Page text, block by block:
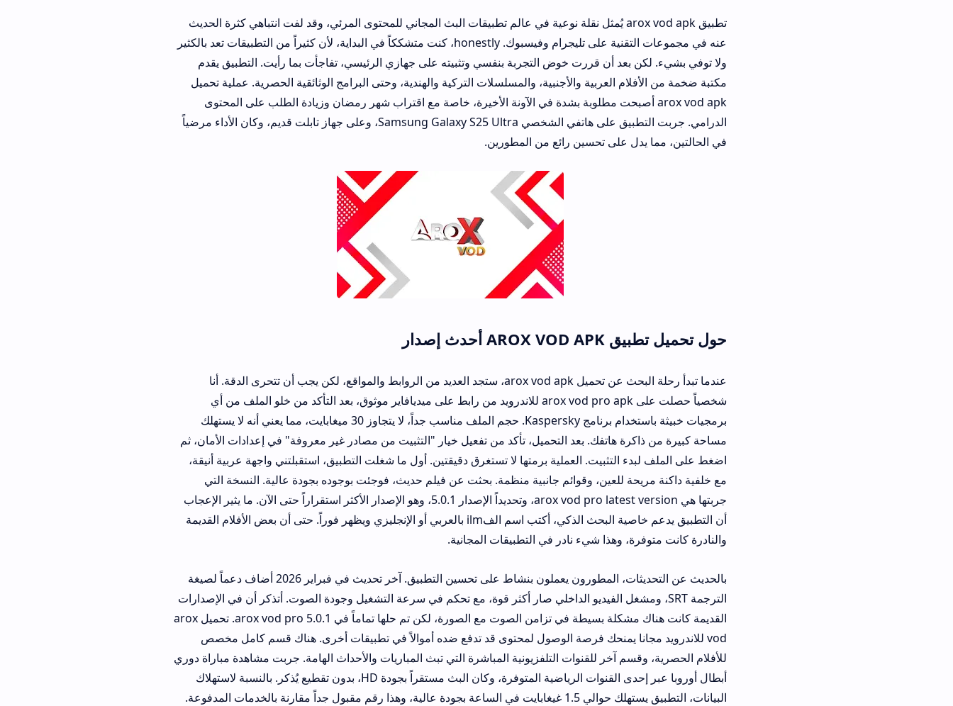
تطبيق arox vod apk يُمثل نقلة نوعية في عالم تطبيقات البث المجاني للمحتوى المرئي، وقد لفت انتباهي كثرة الحديث
عنه في مجموعات التقنية على تليجرام وفيسبوك. honestly، كنت متشككاً في البداية، لأن كثيراً من التطبيقات تعد بالكثير
ولا توفي بشيء. لكن بعد أن قررت خوض التجربة بنفسي وتثبيته على جهازي الرئيسي، تفاجأت بما رأيت. التطبيق يقدم
مكتبة ضخمة من الأفلام العربية والأجنبية، والمسلسلات التركية والهندية، وحتى البرامج الوثائقية الحصرية. عملية تحميل
arox vod apk أصبحت مطلوبة بشدة في الآونة الأخيرة، خاصة مع اقتراب شهر رمضان وزيادة الطلب على المحتوى
الدرامي. جربت التطبيق على هاتفي الشخصي Samsung Galaxy S25 Ultra، وعلى جهاز تابلت قديم، وكان الأداء مرضياً
في الحالتين، مما يدل على تحسين رائع من المطورين.
حول تحميل تطبيق AROX VOD APK أحدث إصدار
عندما تبدأ رحلة البحث عن تحميل arox vod apk، ستجد العديد من الروابط والمواقع، لكن يجب أن تتحرى الدقة. أنا
شخصياً حصلت على arox vod pro apk للاندرويد من رابط على ميديافاير موثوق، بعد التأكد من خلو الملف من أي
برمجيات خبيثة باستخدام برنامج Kaspersky. حجم الملف مناسب جداً، لا يتجاوز 30 ميغابايت، مما يعني أنه لا يستهلك
مساحة كبيرة من ذاكرة هاتفك. بعد التحميل، تأكد من تفعيل خيار "التثبيت من مصادر غير معروفة" في إعدادات الأمان، ثم
اضغط على الملف لبدء التثبيت. العملية برمتها لا تستغرق دقيقتين. أول ما شغلت التطبيق، استقبلتني واجهة عربية أنيقة،
مع خلفية داكنة مريحة للعين، وقوائم جانبية منظمة. بحثت عن فيلم حديث، فوجئت بوجوده بجودة عالية. النسخة التي
جربتها هي arox vod pro latest version، وتحديداً الإصدار 5.0.1، وهو الإصدار الأكثر استقراراً حتى الآن. ما يثير الإعجاب
أن التطبيق يدعم خاصية البحث الذكي، أكتب اسم الفilm بالعربي أو الإنجليزي ويظهر فوراً. حتى أن بعض الأفلام القديمة
والنادرة كانت متوفرة، وهذا شيء نادر في التطبيقات المجانية.
بالحديث عن التحديثات، المطورون يعملون بنشاط على تحسين التطبيق. آخر تحديث في فبراير 2026 أضاف دعماً لصيغة
الترجمة SRT، ومشغل الفيديو الداخلي صار أكثر قوة، مع تحكم في سرعة التشغيل وجودة الصوت. أتذكر أن في الإصدارات
القديمة كانت هناك مشكلة بسيطة في تزامن الصوت مع الصورة، لكن تم حلها تماماً في arox vod pro 5.0.1. تحميل arox
vod للاندرويد مجانا يمنحك فرصة الوصول لمحتوى قد تدفع ضده أموالاً في تطبيقات أخرى. هناك قسم كامل مخصص
للأفلام الحصرية، وقسم آخر للقنوات التلفزيونية المباشرة التي تبث المباريات والأحداث الهامة. جربت مشاهدة مباراة دوري
أبطال أوروبا عبر إحدى القنوات الرياضية المتوفرة، وكان البث مستقراً بجودة HD، بدون تقطيع يُذكر. بالنسبة لاستهلاك
البيانات، التطبيق يستهلك حوالي 1.5 غيغابايت في الساعة بجودة عالية، وهذا رقم مقبول جداً مقارنة بالخدمات المدفوعة.